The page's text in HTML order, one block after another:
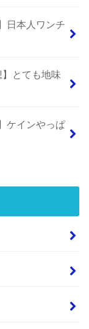
日本人ワンチ
】とても地味
ケインやっぱ